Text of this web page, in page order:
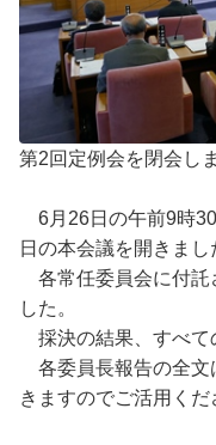
第2回定例会を閉会し
6月26日の午前9時
日の本会議を開きまし
各常任委員会に付託
した。
採決の結果、すべて
各委員長報告の全文
きますのでご活用くだ